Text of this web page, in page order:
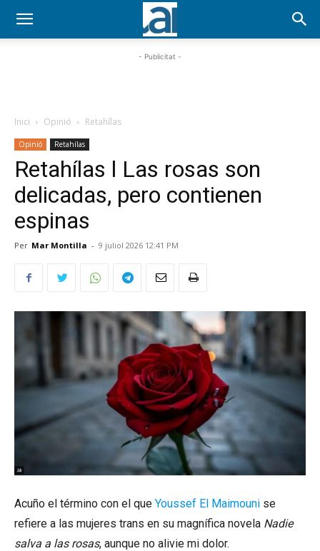
- Publicitat -
Inici Opinió Retahílas
Opinió Retahílas
Retahílas l Las rosas son
delicadas, pero contienen
espinas
Per Mar Montilla - 9 juliol 2026 12:41 PM
Acuño el término con el que Youssef El Maimouni se
refiere a las mujeres trans en su magnífica novela Nadie
salva a las rosas, aunque no alivie mi dolor.